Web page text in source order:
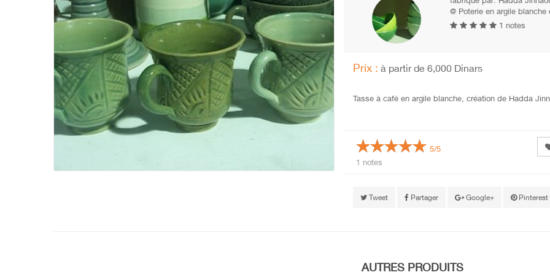
@ Poterie en argile
1 notes
Prix : à partir de 6,000 Dinars
Tasse à café en argile blanche, création de Hadda
5/5
1 notes
Tweet Partager Google+ Pinterest
AUTRES PRODUITS